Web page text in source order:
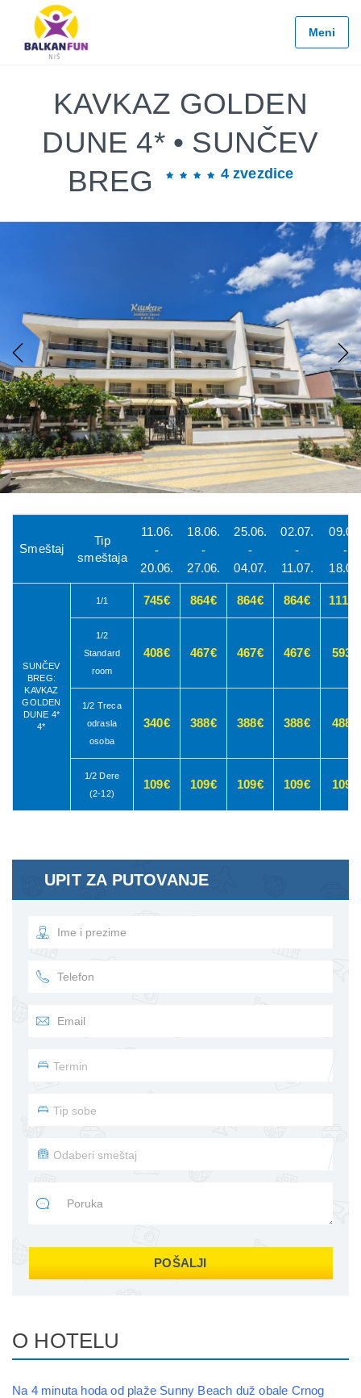
Travel
GRADOVI
EGZOTIČNE
DESTINACIJE
Meni
KAVKAZ GOLDEN
DUNE 4* • SUNČEV
BREG
4 zvezdice
Previous Next
Smeštaj
Tip
smeštaja
11.06.
-
20.06.
18.06.
-
27.06.
25.06.
-
04.07.
02.07.
-
11.07.
-
SUNČEV
BREG:
KAVKAZ
GOLDEN
DUNE 4*
4*
1/1 745€ 864€ 864€ 864€ 1115€
1/2
Standard
room
408€ 467€ 467€ 467€ 593€
1/2 Treca
odrasla
osoba
340€ 388€ 388€ 388€ 488€
1/2 Dere
(2-12)
109€ 109€ 109€ 109€ 109€
UPIT ZA PUTOVANJE
POŠALJI
O HOTELU
Na 4 minuta hoda od plaže Sunny Beach duž obale Crnog